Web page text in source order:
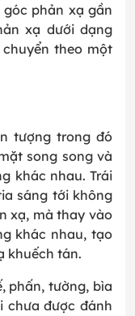
phản xạ gần
xạ dưới dạng
theo một
tượng trong đó
song song và
khác nhau. Trái
sáng tới không
xạ, mà thay vào
khác nhau, tạo
khuếch tán.
phấn, tường, bìa
chưa được đánh